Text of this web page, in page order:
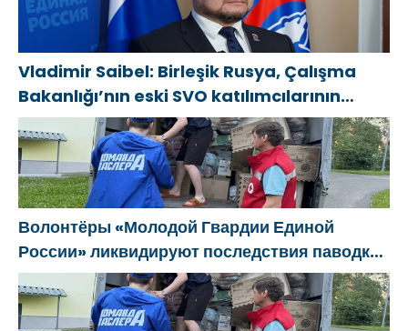
господдержки
в Воронежской
области
Novodvinsk’te
çocukların ve
gençlerin
yaratıcılığını
desteklemeye
yönelik
sistemli
kararlarına
dikkat çekti
Vladimir Saibel: Birleşik Rusya, Çalışma
Bakanlığı’nın eski SVO katılımcılarının
sosyal sözleşme edinme sürecini
basitleştirme kararını destekliyor
Волонтёры «Молодой Гвардии Единой
России» ликвидируют последствия паводков
на Урале и Дальнем Востоке